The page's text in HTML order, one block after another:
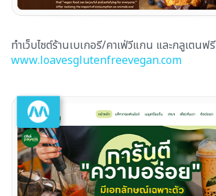
ทำเว็บไซต์ร้านเบเกอรี/คาเฟ่วีแกน และกลูเตนฟรี
www.loavesglutenfreevegan.com